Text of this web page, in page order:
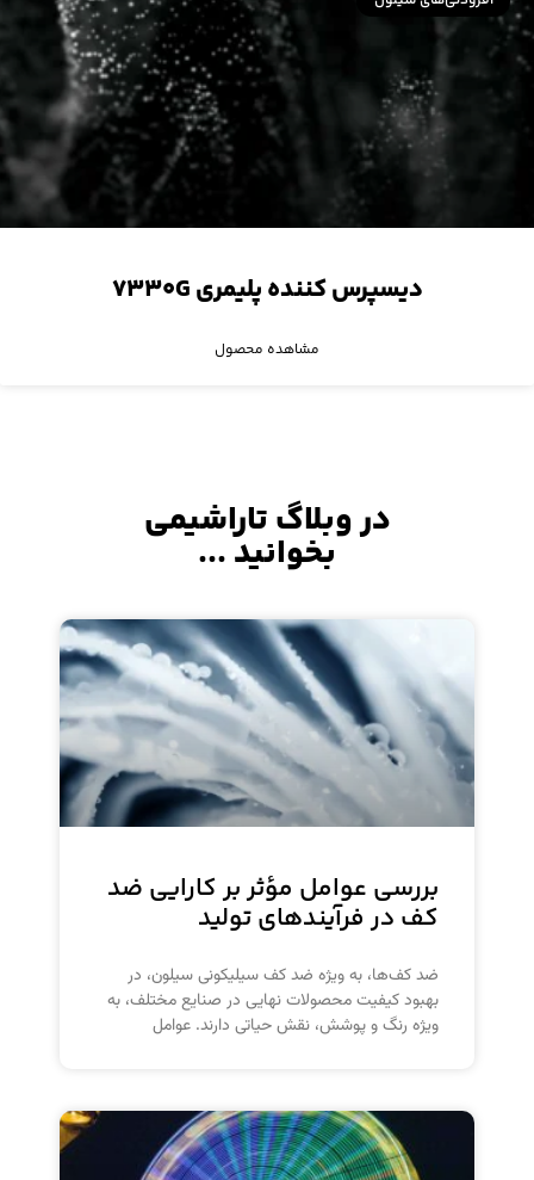
دیسپرس کننده پلیمری ۷۳۳۰G
مشاهده محصول
در وبلاگ تاراشیمی
بخوانید ...
بررسی عوامل مؤثر بر کارایی ضد
کف در فرآیندهای تولید
ضد کف‌ها، به ویژه ضد کف سیلیکونی سیلون، در
بهبود کیفیت محصولات نهایی در صنایع مختلف، به
ویژه رنگ و پوشش، نقش حیاتی دارند. عوامل